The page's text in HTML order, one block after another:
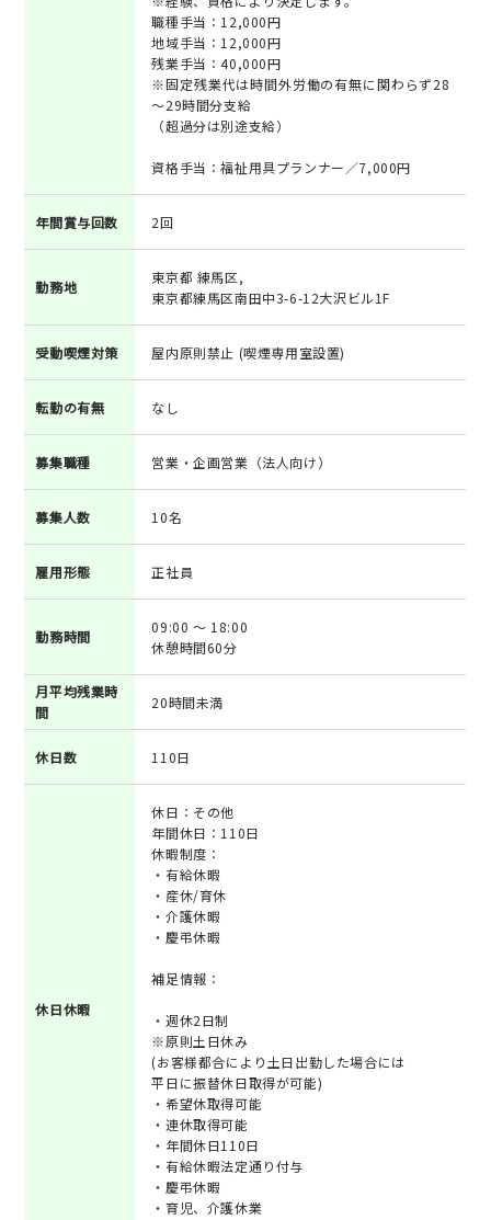
職種手当：12,000円
地域手当：12,000円
残業手当：40,000円
※固定残業代は時間外労働の有無に関わらず28
～29時間分支給
（超過分は別途支給）
資格手当：福祉用具プランナー／7,000円
年間賞与回数 2回
勤務地
東京都 練馬区,
東京都練馬区南田中3-6-12大沢ビル1F
受動喫煙対策 屋内原則禁止 (喫煙専用室設置)
転勤の有無 なし
募集職種 営業・企画営業（法人向け）
募集人数 10名
雇用形態 正社員
勤務時間
09:00 ～ 18:00
休憩時間60分
月平均残業時
間
20時間未満
休日数 110日
休日休暇
休日：その他
年間休日：110日
休暇制度：
・有給休暇
・産休/育休
・介護休暇
・慶弔休暇
補足情報：
・週休2日制
※原則土日休み
(お客様都合により土日出勤した場合には
平日に振替休日取得が可能)
・希望休取得可能
・連休取得可能
・年間休日110日
・有給休暇法定通り付与
・慶弔休暇
・育児、介護休業